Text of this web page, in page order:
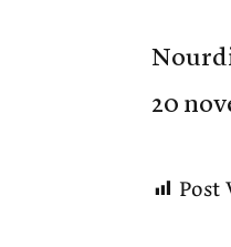
20
Post